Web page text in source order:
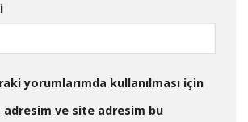
yorumlarımda kullanılması için
adresim ve site adresim bu